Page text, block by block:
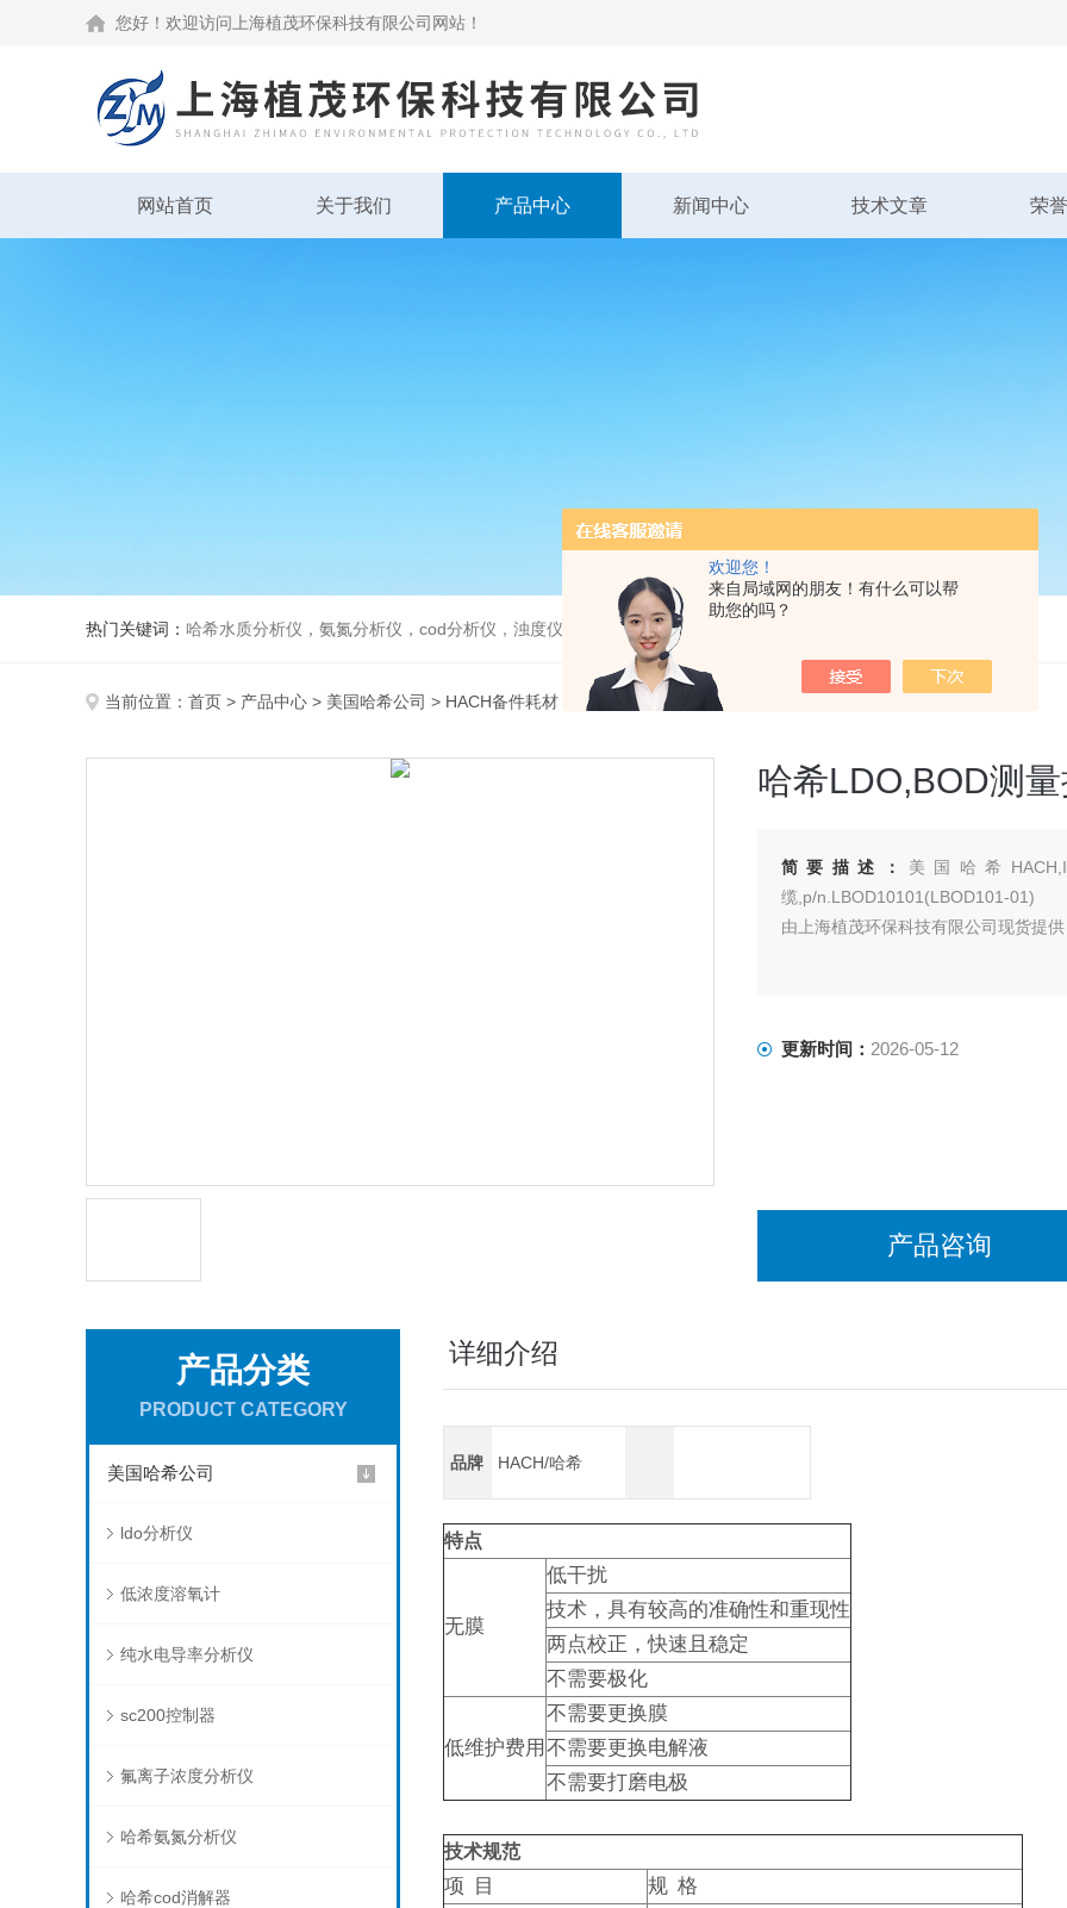
欢迎您！
来自局域网的朋友！有什么可以帮
助您的吗？
您好！欢迎访问上海植茂环保科技有限公司网站！
网站首页 关于我们 产品中心 新闻中心 技术文章 荣
热门关键词： 哈希水质分析仪，氨氮分析仪，cod分析仪，浊度仪，bod分析仪，溶解氧分析仪
当前位置： 首页 > 产品中心 > 美国哈希公司 > HACH备件耗材 > LBOD101-01哈希LDO,BOD测量探头,1米电缆LBOD10101
哈希LDO,BOD测
简要描述： 美国哈希
缆,p/n.LBOD10101(LBOD101-01)
由上海植茂环保科技有限公司现货提
更新时间： 2026-05-12
产品咨询
产品分类
PRODUCT CATEGORY
美国哈希公司
ldo分析仪
低浓度溶氧计
纯水电导率分析仪
sc200控制器
氟离子浓度分析仪
哈希氨氮分析仪
哈希cod消解器
详细介绍
品牌 HACH/哈希
特点
无膜
低干扰
技术，具有较高的准确性和重现性
两点校正，快速且稳定
不需要极化
低维护费用
不需要更换膜
不需要更换电解液
不需要打磨电极
技术规范
项 目
规 格